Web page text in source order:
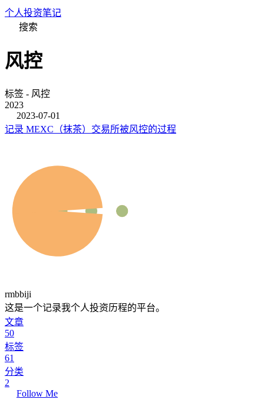
个人投资笔记
搜索
风控
标签 - 风控
2023
2023-07-01
记录 MEXC（抹茶）交易所被风控的过程
rmbbiji
这是一个记录我个人投资历程的平台。
文章
50
标签
61
分类
2
Follow Me